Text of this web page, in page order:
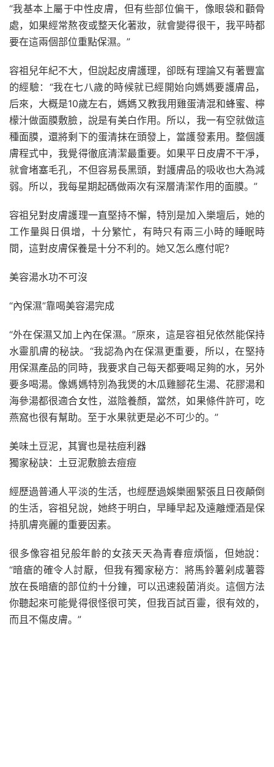
“我基本上屬于中性皮膚，但有些部位偏干，像眼袋和顴骨
處，如果經常熬夜或整天化著妝，就會變得很干，我平時都
要在這兩個部位重點保濕。”
容祖兒年紀不大，但說起皮膚護理，卻既有理論又有著豐富
的經驗：“我在七八歲的時候就已經開始向媽媽要護膚品，
后來，大概是10歲左右，媽媽又教我用雞蛋清混和蜂蜜、檸
檬汁做面膜敷臉，說是有美白作用。所以，我一有空就做這
種面膜，還將剩下的蛋清抹在頭發上，當護發素用。整個護
膚程式中，我覺得徹底清潔最重要。如果平日皮膚不干凈，
就會堵塞毛孔，不但容易長黑頭，對護膚品的吸收也大為減
弱。所以，我每星期起碼做兩次有深層清潔作用的面膜。”
容祖兒對皮膚護理一直堅持不懈，特別是加入樂壇后，她的
工作量與日俱增，十分繁忙，有時只有兩三小時的睡眠時
間，這對皮膚保養是十分不利的。她又怎么應付呢?
美容湯水功不可沒
“內保濕”靠喝美容湯完成
“外在保濕又加上內在保濕。”原來，這是容祖兒依然能保持
水靈肌膚的秘訣。“我認為內在保濕更重要，所以，在堅持
用保濕產品的同時，我要求自己每天都要喝足夠的水，另外
要多喝湯。像媽媽特別為我煲的木瓜雞腳花生湯、花膠湯和
海參湯都很適合女性，滋陰養顏，當然，如果條件許可，吃
燕窩也很有幫助。至于水果就更是必不可少的。”
美味土豆泥，其實也是祛痘利器
獨家秘訣：土豆泥敷臉去痘痘
經歷過普通人平淡的生活，也經歷過娛樂圈緊張且日夜顛倒
的生活，容祖兒說，她終于明白，早睡早起及遠離煙酒是保
持肌膚亮麗的重要因素。
很多像容祖兒般年齡的女孩天天為青春痘煩惱，但她說：
“暗瘡的確令人討厭，但我有獨家秘方：將馬鈴薯剁成薯蓉
放在長暗瘡的部位約十分鐘，可以迅速殺菌消炎。這個方法
你聽起來可能覺得很怪很可笑，但我百試百靈，很有效的，
而且不傷皮膚。”